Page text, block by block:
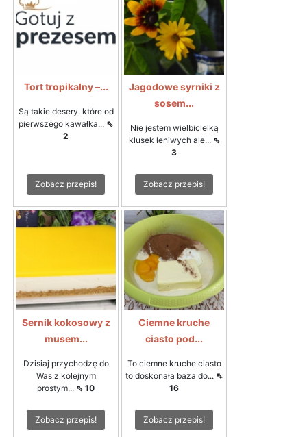
Tort tropikalny –...
Są takie desery, które od
pierwszego kawałka... ⇖
2
Zobacz przepis!
Jagodowe syrniki z
sosem...
Nie jestem wielbicielką
klusek leniwych ale... ⇖
3
Zobacz przepis!
Sernik kokosowy z
musem...
Dzisiaj przychodzę do
Was z kolejnym
prostym... ⇖ 10
Zobacz przepis!
Ciemne kruche
ciasto pod...
To ciemne kruche ciasto
to doskonała baza do... ⇖
16
Zobacz przepis!